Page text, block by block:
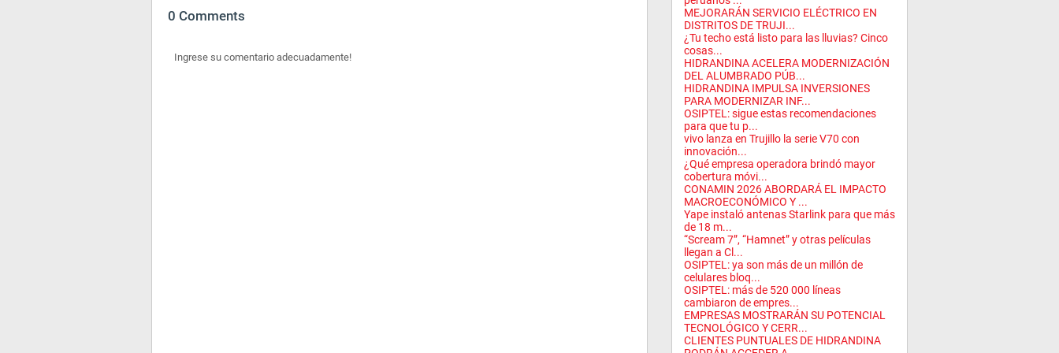
0 Comments
Ingrese su comentario adecuadamente!
MEJORARÁN SERVICIO ELÉCTRICO EN
DISTRITOS DE TRUJI...
¿Tu techo está listo para las lluvias? Cinco
cosas...
HIDRANDINA ACELERA MODERNIZACIÓN
DEL ALUMBRADO PÚB...
HIDRANDINA IMPULSA INVERSIONES
PARA MODERNIZAR INF...
OSIPTEL: sigue estas recomendaciones
para que tu p...
vivo lanza en Trujillo la serie V70 con
innovación...
¿Qué empresa operadora brindó mayor
cobertura móvi...
CONAMIN 2026 ABORDARÁ EL IMPACTO
MACROECONÓMICO Y ...
Yape instaló antenas Starlink para que más
de 18 m...
“Scream 7”, “Hamnet” y otras películas
llegan a Cl...
OSIPTEL: ya son más de un millón de
celulares bloq...
OSIPTEL: más de 520 000 líneas
cambiaron de empres...
EMPRESAS MOSTRARÁN SU POTENCIAL
TECNOLÓGICO Y CERR...
CLIENTES PUNTUALES DE HIDRANDINA